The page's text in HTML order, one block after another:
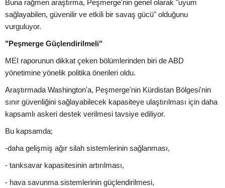
Buna rağmen araştırma, Peşmerge'nin genel olarak "uyum
sağlayabilen, güvenilir ve etkili bir savaş gücü" olduğunu
vurguluyor.
"Peşmerge Güçlendirilmeli"
MEI raporunun dikkat çeken bölümlerinden biri de ABD
yönetimine yönelik politika önerileri oldu.
Araştırmada Washington'a, Peşmerge'nin Kürdistan Bölgesi'nin
sınır güvenliğini sağlayabilecek kapasiteye ulaştırılması için daha
kapsamlı askeri destek verilmesi tavsiye ediliyor.
Bu kapsamda;
-daha gelişmiş ağır silah sistemlerinin sağlanması,
- tanksavar kapasitesinin artırılması,
- hava savunma sistemlerinin güçlendirilmesi,